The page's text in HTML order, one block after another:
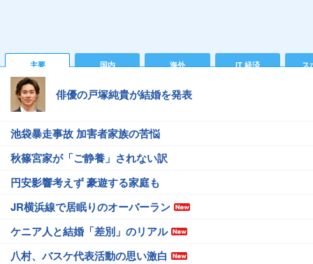
主要 国内 海外 IT 経済 ス
俳優の戸塚純貴が結婚を発表
池袋暴走事故 加害者家族の苦悩
秋篠宮家が「ご静養」されない訳
円安影響考えず 豪遊する家庭も
JR横浜線で居眠りのオーバーラン
ケニア人と結婚「差別」のリアル
八村、バスケ代表活動の思い激白